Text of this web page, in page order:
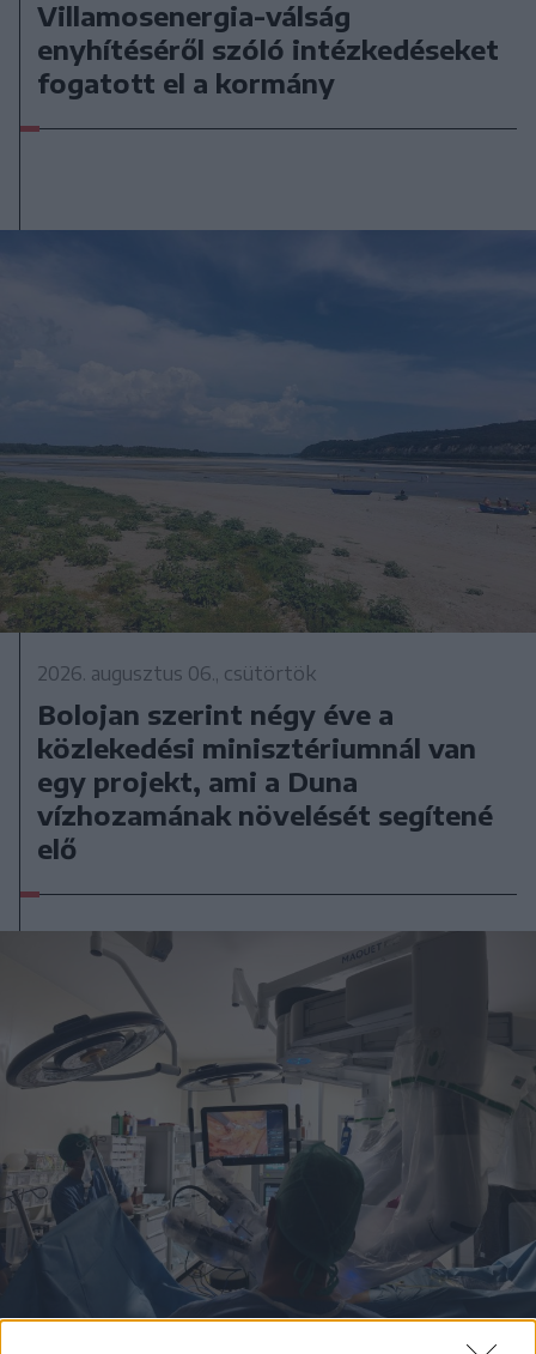
Villamosenergia-válság
enyhítéséről szóló intézkedéseket
fogatott el a kormány
2026. augusztus 06., csütörtök
Bolojan szerint négy éve a
közlekedési minisztériumnál van
egy projekt, ami a Duna
vízhozamának növelését segítené
elő